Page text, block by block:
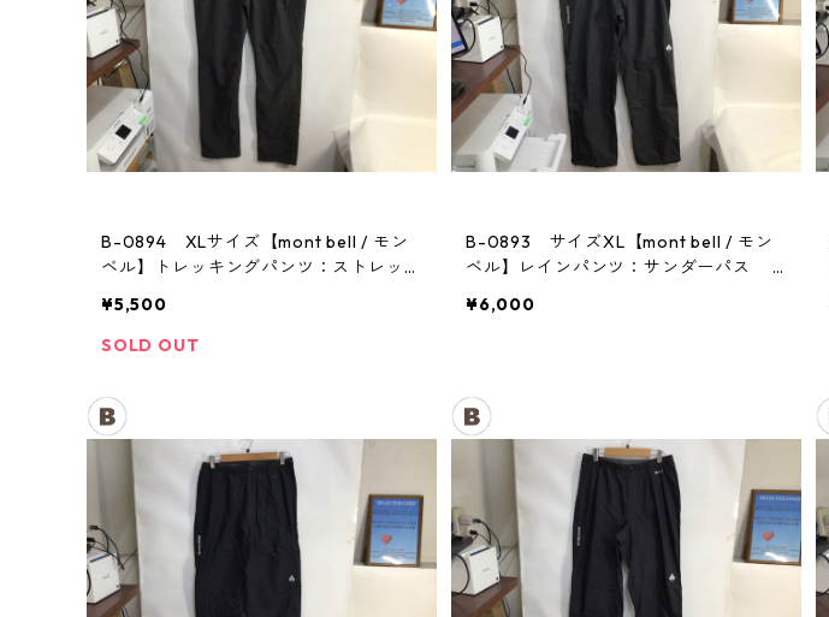
B-0894 XLサイズ【mont bell / モン
ベル】トレッキングパンツ：ストレッ
¥5,500
SOLD OUT
B-0893 サイズXL【mont bell / モン
ベル】レインパンツ：サンダーパス
¥6,000